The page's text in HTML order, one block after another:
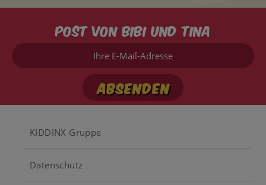
Post von Bibi und Tina
Ihre
Mail-
Footer
KIDDINX Gruppe
Datenschutz